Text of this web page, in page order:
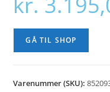
GÅ TIL SHOP
Varenummer (SKU):